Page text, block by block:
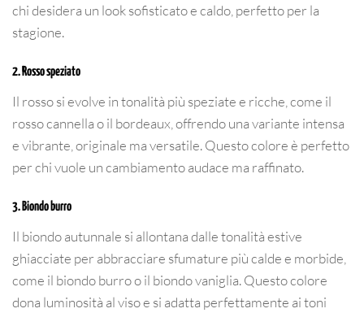
chi desidera un look sofisticato e caldo, perfetto per la
stagione.
2. Rosso speziato
Il rosso si evolve in tonalità più speziate e ricche, come il
rosso cannella o il bordeaux, offrendo una variante intensa
e vibrante, originale ma versatile. Questo colore è perfetto
per chi vuole un cambiamento audace ma raffinato.
3. Biondo burro
Il biondo autunnale si allontana dalle tonalità estive
ghiacciate per abbracciare sfumature più calde e morbide,
come il biondo burro o il biondo vaniglia. Questo colore
dona luminosità al viso e si adatta perfettamente ai toni